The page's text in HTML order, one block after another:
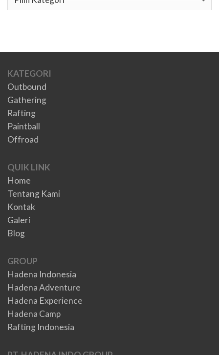
KATEGORI
Outbound
Gathering
Rafting
Paintball
Offroad
QUIK LINK
Home
Tentang Kami
Kontak
Galeri
Blog
GROUP
Hadena Indonesia
Hadena Adventure
Hadena Experience
Hadena Camp
Rafting Indonesia